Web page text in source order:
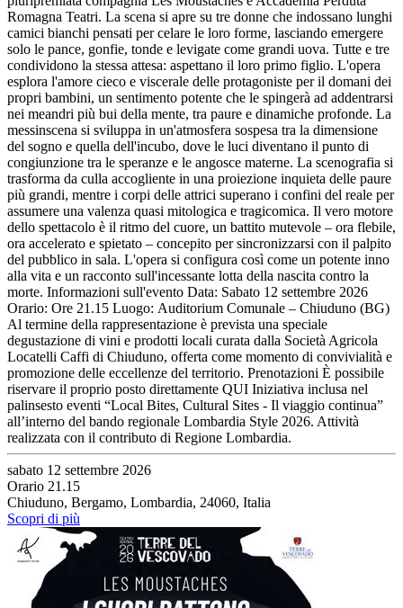
Romagna Teatri. La scena si apre su tre donne che indossano lunghi
camici bianchi pensati per celare le loro forme, lasciando emergere
solo le pance, gonfie, tonde e levigate come grandi uova. Tutte e tre
condividono la stessa attesa: aspettano il loro primo figlio. L'opera
esplora l'amore cieco e viscerale delle protagoniste per il domani dei
propri bambini, un sentimento potente che le spingerà ad addentrarsi
nei meandri più bui della mente, tra paure e dinamiche profonde. La
messinscena si sviluppa in un'atmosfera sospesa tra la dimensione
del sogno e quella dell'incubo, dove le luci diventano il punto di
congiunzione tra le speranze e le angosce materne. La scenografia si
trasforma da culla accogliente in una proiezione inquieta delle paure
più grandi, mentre i corpi delle attrici superano i confini del reale per
assumere una valenza quasi mitologica e tragicomica. Il vero motore
dello spettacolo è il ritmo del cuore, un battito mutevole – ora flebile,
ora accelerato e spietato – concepito per sincronizzarsi con il palpito
del pubblico in sala. L'opera si configura così come un potente inno
alla vita e un racconto sull'incessante lotta della nascita contro la
morte. Informazioni sull'evento Data: Sabato 12 settembre 2026
Orario: Ore 21.15 Luogo: Auditorium Comunale – Chiuduno (BG)
Al termine della rappresentazione è prevista una speciale
degustazione di vini e prodotti locali curata dalla Società Agricola
Locatelli Caffi di Chiuduno, offerta come momento di convivialità e
promozione delle eccellenze del territorio. Prenotazioni È possibile
riservare il proprio posto direttamente QUI Iniziativa inclusa nel
palinsesto eventi “Local Bites, Cultural Sites - Il viaggio continua”
all’interno del bando regionale Lombardia Style 2026. Attività
realizzata con il contributo di Regione Lombardia.
sabato 12 settembre 2026
Orario 21.15
Chiuduno, Bergamo, Lombardia, 24060, Italia
Scopri di più